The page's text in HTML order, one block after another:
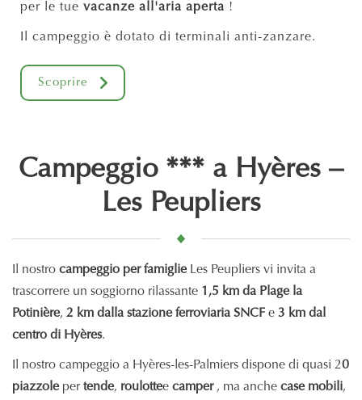
per le tue vacanze all'aria aperta !
Il campeggio è dotato di terminali anti-zanzare.
Scoprire
Campeggio *** a Hyères –
Les Peupliers
Il nostro campeggio per famiglieLes Peupliers vi invita a
trascorrere un soggiorno rilassante 1,5 km da Plage la
Potinière, 2 km dalla stazione ferroviaria SNCF e 3 km dal
centro di Hyères.
Il nostro campeggio a Hyères-les-Palmiers dispone di quasi 20
piazzoleper tende, roulottee camper, ma anche case mobili,